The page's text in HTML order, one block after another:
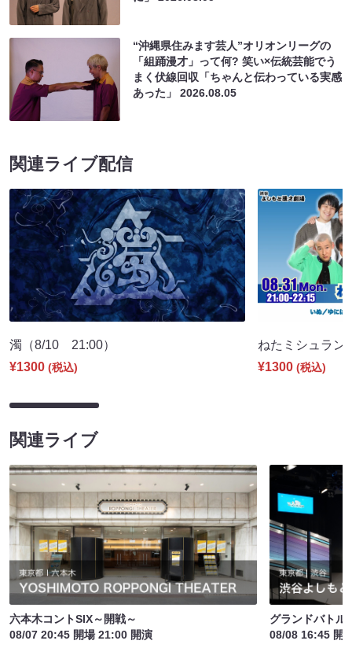
“沖縄県住みます芸人”オリオンリーグの
「組踊漫才」って何? 笑い×伝統芸能でう
まく伏線回収「ちゃんと伝わっている実感
あった」2026.08.05
関連ライブ配信
濁（8/10 21:00）
¥1300 (税込)
ねたミシュラ
¥1300 (税込)
関連ライブ
六本木コントSIX～開戦～
08/07 20:45 開場 21:00 開演
グランドバトル
08/08 16:45 開